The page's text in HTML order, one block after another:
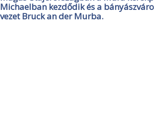
Michaelban kezdődik és a
vezet Bruck an der Murba.